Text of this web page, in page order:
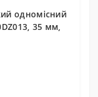
одномісний
35 мм,